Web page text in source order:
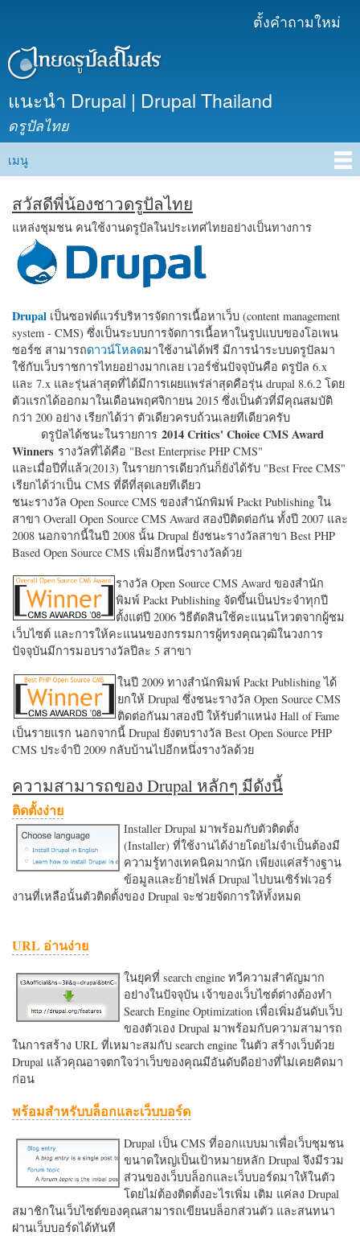
เนื้อหา
ตั้งคำถามใหม่
แนะนำ Drupal | Drupal Thailand
ดรูปัลไทย
Main menu
เมนู
สวัสดีพี่น้องชาวดรูปัลไทย
แหล่งชุมชน คนใช้งานดรูปัลในประเทศไทยอย่างเป็นทางการ
Drupal เป็นซอฟต์แวร์บริหารจัดการเนื้อหาเว็บ (content management
system - CMS) ซึ่งเป็นระบบการจัดการเนื้อหาในรูปแบบของโอเพน
ซอร์ซ สามารถดาวน์โหลดมาใช้งานได้ฟรี มีการนำระบบดรูปัลมา
ใช้กับเว็บราชการไทยอย่างมากเลย เวอร์ชั่นปัจจุบันคือ ดรูปัล 6.x
และ 7.x และรุ่นล่าสุดที่ได้มีการเผยแพร่ล่าสุดคือรุ่น drupal 8.6.2 โดย
ตัวแรกได้ออกมาในเดือนพฤศจิกายน 2015 ซึ่งเป็นตัวที่มีคุณสมบัติ
กว่า 200 อย่าง เรียกได้ว่า ตัวเดียวครบถ้วนเลยทีเดียวครับ
ดรูปัลได้ชนะในรายการ 2014 Critics' Choice CMS Award
Winners รางวัลที่ได้คือ "Best Enterprise PHP CMS"
และเมื่อปีที่แล้ว(2013) ในรายการเดียวกันก็ยังได้รับ "Best Free CMS"
เรียกได้ว่าเป็น CMS ที่ดีที่สุดเลยทีเดียว
ชนะรางวัล Open Source CMS ของสำนักพิมพ์ Packt Publishing ใน
สาขา Overall Open Source CMS Award สองปีติดต่อกัน ทั้งปี 2007 และ
2008 นอกจากนี้ในปี 2008 นั้น Drupal ยังชนะรางวัลสาขา Best PHP
Based Open Source CMS เพิ่มอีกหนึ่งรางวัลด้วย
รางวัล Open Source CMS Award ของสำนัก
พิมพ์ Packt Publishing จัดขึ้นเป็นประจำทุกปี
ตั้งแต่ปี 2006 วิธีตัดสินใช้คะแนนโหวตจากผู้ชม
เว็บไซต์ และการให้คะแนนของกรรมการผู้ทรงคุณวุฒิในวงการ
ปัจจุบันมีการมอบรางวัลปีละ 5 สาขา
ในปี 2009 ทางสำนักพิมพ์ Packt Publishing ได้
ยกให้ Drupal ซึ่งชนะรางวัล Open Source CMS
ติดต่อกันมาสองปี ให้รับตำแหน่ง Hall of Fame
เป็นรายแรก นอกจากนี้ Drupal ยังตบรางวัล Best Open Source PHP
CMS ประจำปี 2009 กลับบ้านไปอีกหนึ่งรางวัลด้วย
ความสามารถของ Drupal หลักๆ มีดังนี้
ติดตั้งง่าย
Installer Drupal มาพร้อมกับตัวติดตั้ง
(Installer) ที่ใช้งานได้ง่ายโดยไม่จำเป็นต้องมี
ความรู้ทางเทคนิคมากนัก เพียงแค่สร้างฐาน
ข้อมูลและย้ายไฟล์ Drupal ไปบนเซิร์ฟเวอร์
งานที่เหลือนั้นตัวติดตั้งของ Drupal จะช่วยจัดการให้ทั้งหมด
URL อ่านง่าย
ในยุคที่ search engine ทวีความสำคัญมาก
อย่างในปัจจุบัน เจ้าของเว็บไซต์ต่างต้องทำ
Search Engine Optimization เพื่อเพิ่มอันดับเว็บ
ของตัวเอง Drupal มาพร้อมกับความสามารถ
ในการสร้าง URL ที่เหมาะสมกับ search engine ในตัว สร้างเว็บด้วย
Drupal แล้วคุณอาจตกใจว่าเว็บของคุณมีอันดับดีอย่างที่ไม่เคยคิดมา
ก่อน
พร้อมสำหรับบล็อกและเว็บบอร์ด
Drupal เป็น CMS ที่ออกแบบมาเพื่อเว็บชุมชน
ขนาดใหญ่เป็นเป้าหมายหลัก Drupal จึงมีรวม
ส่วนของเว็บบล็อกและเว็บบอร์ดมาให้ในตัว
โดยไม่ต้องติดตั้งอะไรเพิ่ม เติม แค่ลง Drupal
สมาชิกในเว็บไซต์ของคุณสามารถเขียนบล็อกส่วนตัว และสนทนา
ผ่านเว็บบอร์ดได้ทันที